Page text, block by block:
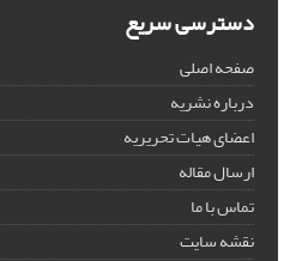
دسترسی سریع
صفحه اصلی
درباره نشریه
اعضای هیات تحریریه
ارسال مقاله
تماس با ما
نقشه سایت